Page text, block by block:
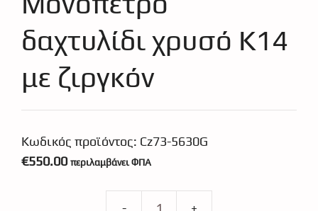
δαχτυλίδι χρυσό Κ14
με ζιργκόν
Κωδικός προϊόντος: Cz73-5630G
€550.00 περιλαμβάνει ΦΠΑ